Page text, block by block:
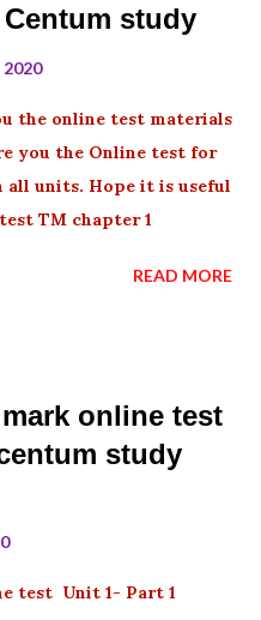
study
2020
the online test materials
you the Online test for
all units. Hope it is useful
TM chapter 1
READ MORE
online test
study
test Unit 1- Part 1